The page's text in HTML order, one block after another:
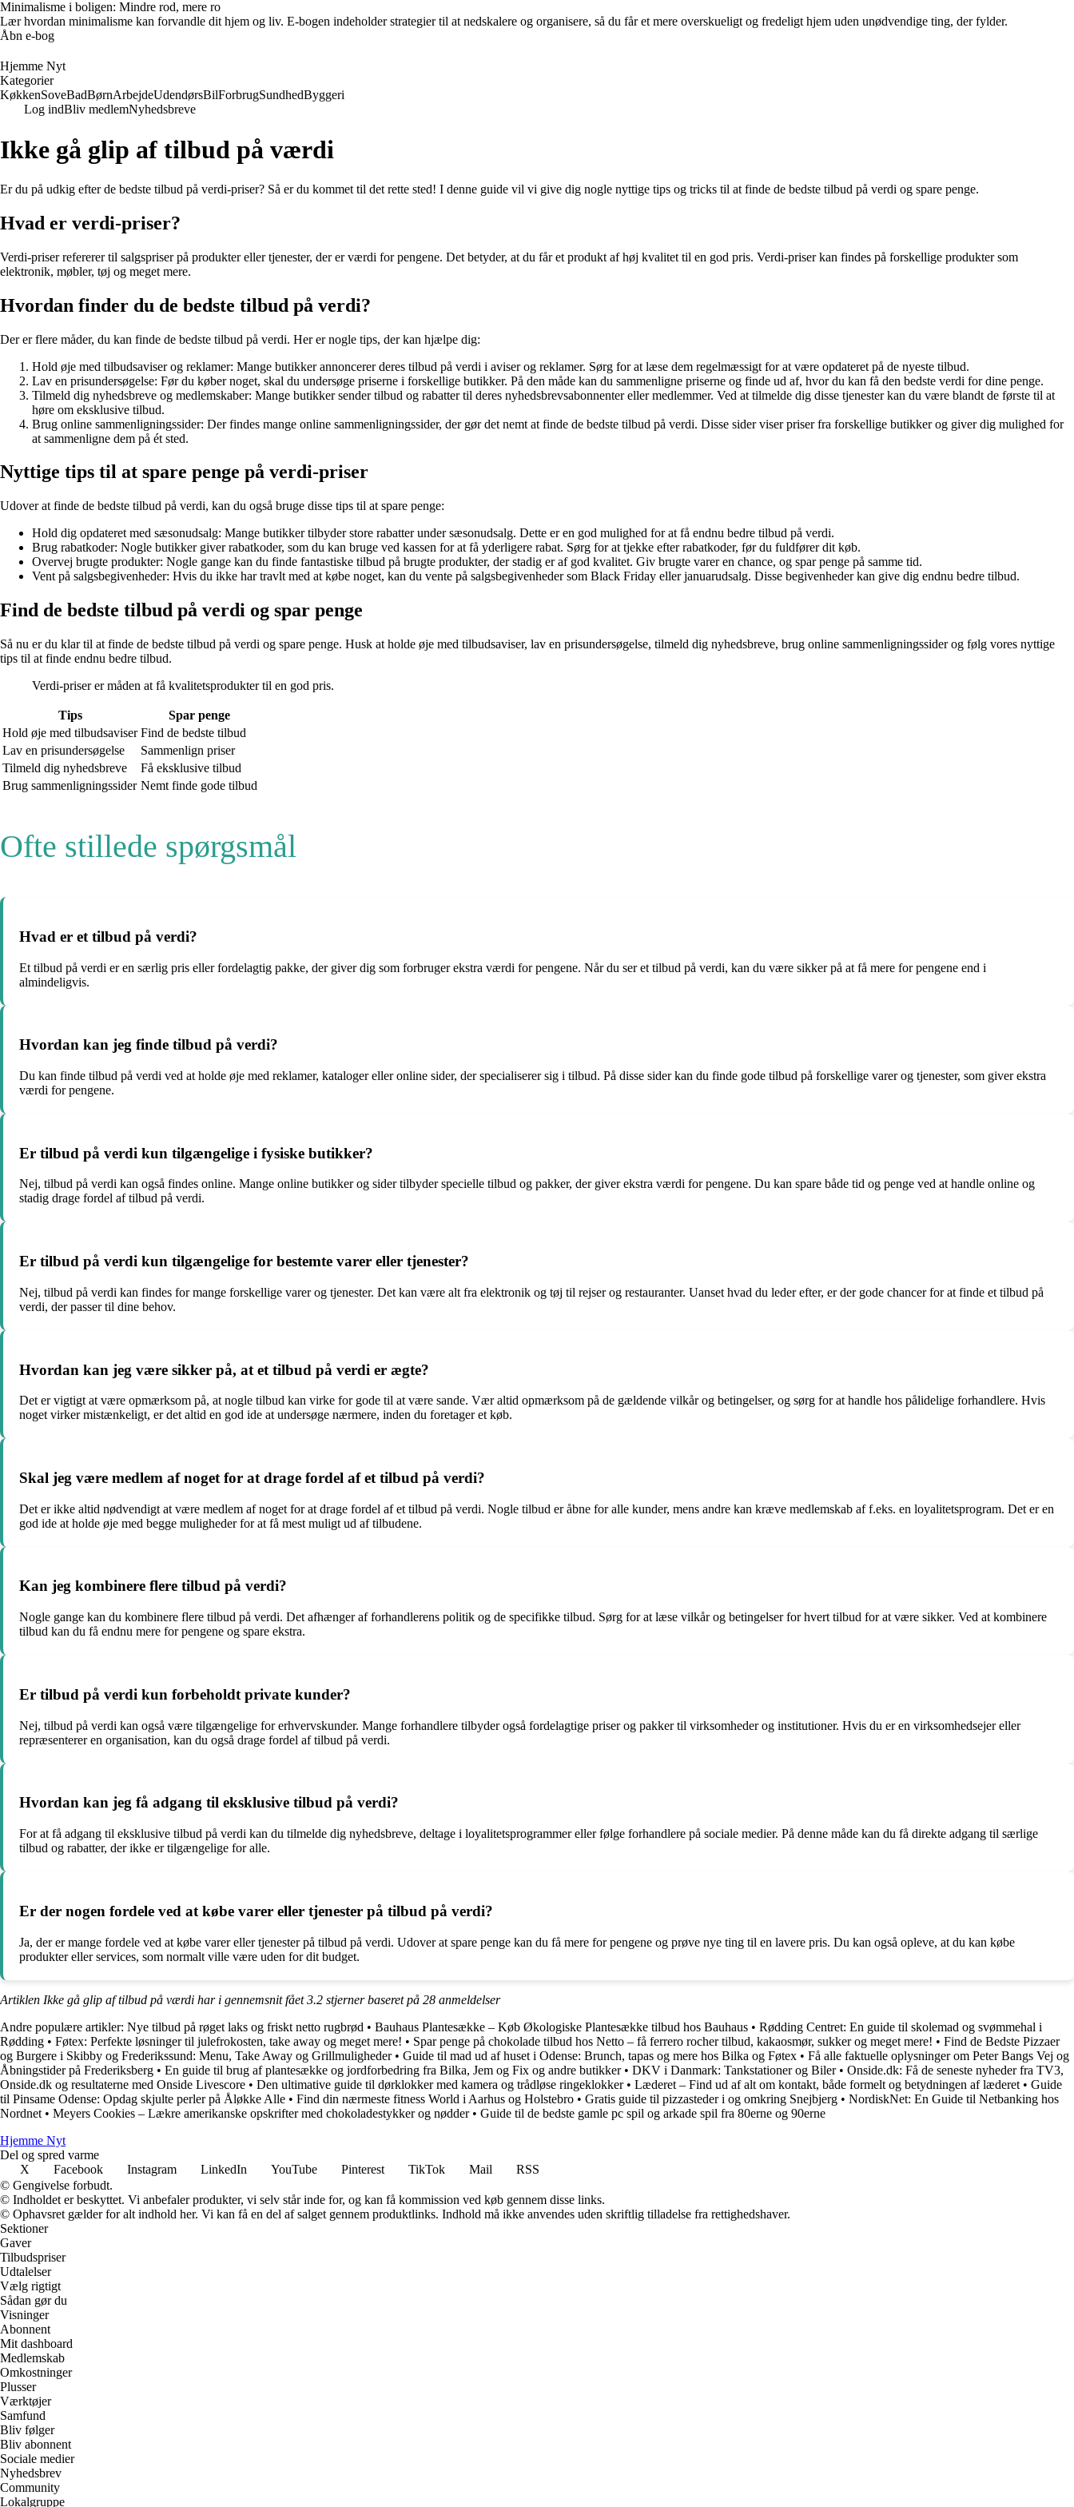
Minimalisme i boligen: Mindre rod, mere ro
Lær hvordan minimalisme kan forvandle dit hjem og liv. E-bogen indeholder strategier til at nedskalere og organisere, så du får et mere overskueligt og fredeligt hjem uden unødvendige ting, der fylder.
Åbn e-bog
Hjemme Nyt
Kategorier
KøkkenSoveBadBørnArbejdeUdendørsBilForbrugSundhedByggeri
Log indBliv medlemNyhedsbreve
Ikke gå glip af tilbud på værdi
Er du på udkig efter de bedste tilbud på verdi-priser? Så er du kommet til det rette sted! I denne guide vil vi give dig nogle nyttige tips og tricks til at finde de bedste tilbud på verdi og spare penge.
Hvad er verdi-priser?
Verdi-priser refererer til salgspriser på produkter eller tjenester, der er værdi for pengene. Det betyder, at du får et produkt af høj kvalitet til en god pris. Verdi-priser kan findes på forskellige produkter som
elektronik, møbler, tøj og meget mere.
Hvordan finder du de bedste tilbud på verdi?
Der er flere måder, du kan finde de bedste tilbud på verdi. Her er nogle tips, der kan hjælpe dig:
Hold øje med tilbudsaviser og reklamer: Mange butikker annoncerer deres tilbud på verdi i aviser og reklamer. Sørg for at læse dem regelmæssigt for at være opdateret på de nyeste tilbud.
Lav en prisundersøgelse: Før du køber noget, skal du undersøge priserne i forskellige butikker. På den måde kan du sammenligne priserne og finde ud af, hvor du kan få den bedste verdi for dine penge.
Tilmeld dig nyhedsbreve og medlemskaber: Mange butikker sender tilbud og rabatter til deres nyhedsbrevsabonnenter eller medlemmer. Ved at tilmelde dig disse tjenester kan du være blandt de første til at
høre om eksklusive tilbud.
Brug online sammenligningssider: Der findes mange online sammenligningssider, der gør det nemt at finde de bedste tilbud på verdi. Disse sider viser priser fra forskellige butikker og giver dig mulighed for
at sammenligne dem på ét sted.
Nyttige tips til at spare penge på verdi-priser
Udover at finde de bedste tilbud på verdi, kan du også bruge disse tips til at spare penge:
Hold dig opdateret med sæsonudsalg: Mange butikker tilbyder store rabatter under sæsonudsalg. Dette er en god mulighed for at få endnu bedre tilbud på verdi.
Brug rabatkoder: Nogle butikker giver rabatkoder, som du kan bruge ved kassen for at få yderligere rabat. Sørg for at tjekke efter rabatkoder, før du fuldfører dit køb.
Overvej brugte produkter: Nogle gange kan du finde fantastiske tilbud på brugte produkter, der stadig er af god kvalitet. Giv brugte varer en chance, og spar penge på samme tid.
Vent på salgsbegivenheder: Hvis du ikke har travlt med at købe noget, kan du vente på salgsbegivenheder som Black Friday eller januarudsalg. Disse begivenheder kan give dig endnu bedre tilbud.
Find de bedste tilbud på verdi og spar penge
Så nu er du klar til at finde de bedste tilbud på verdi og spare penge. Husk at holde øje med tilbudsaviser, lav en prisundersøgelse, tilmeld dig nyhedsbreve, brug online sammenligningssider og følg vores nyttige
tips til at finde endnu bedre tilbud.
Verdi-priser er måden at få kvalitetsprodukter til en god pris.
Tips
Spar penge
Hold øje med tilbudsaviser Find de bedste tilbud
Lav en prisundersøgelse
Sammenlign priser
Tilmeld dig nyhedsbreve
Få eksklusive tilbud
Brug sammenligningssider Nemt finde gode tilbud
Ofte stillede spørgsmål
Hvad er et tilbud på verdi?
Et tilbud på verdi er en særlig pris eller fordelagtig pakke, der giver dig som forbruger ekstra værdi for pengene. Når du ser et tilbud på verdi, kan du være sikker på at få mere for pengene end i
almindeligvis.
Hvordan kan jeg finde tilbud på verdi?
Du kan finde tilbud på verdi ved at holde øje med reklamer, kataloger eller online sider, der specialiserer sig i tilbud. På disse sider kan du finde gode tilbud på forskellige varer og tjenester, som giver ekstra
værdi for pengene.
Er tilbud på verdi kun tilgængelige i fysiske butikker?
Nej, tilbud på verdi kan også findes online. Mange online butikker og sider tilbyder specielle tilbud og pakker, der giver ekstra værdi for pengene. Du kan spare både tid og penge ved at handle online og
stadig drage fordel af tilbud på verdi.
Er tilbud på verdi kun tilgængelige for bestemte varer eller tjenester?
Nej, tilbud på verdi kan findes for mange forskellige varer og tjenester. Det kan være alt fra elektronik og tøj til rejser og restauranter. Uanset hvad du leder efter, er der gode chancer for at finde et tilbud på
verdi, der passer til dine behov.
Hvordan kan jeg være sikker på, at et tilbud på verdi er ægte?
Det er vigtigt at være opmærksom på, at nogle tilbud kan virke for gode til at være sande. Vær altid opmærksom på de gældende vilkår og betingelser, og sørg for at handle hos pålidelige forhandlere. Hvis
noget virker mistænkeligt, er det altid en god ide at undersøge nærmere, inden du foretager et køb.
Skal jeg være medlem af noget for at drage fordel af et tilbud på verdi?
Det er ikke altid nødvendigt at være medlem af noget for at drage fordel af et tilbud på verdi. Nogle tilbud er åbne for alle kunder, mens andre kan kræve medlemskab af f.eks. en loyalitetsprogram. Det er en
god ide at holde øje med begge muligheder for at få mest muligt ud af tilbudene.
Kan jeg kombinere flere tilbud på verdi?
Nogle gange kan du kombinere flere tilbud på verdi. Det afhænger af forhandlerens politik og de specifikke tilbud. Sørg for at læse vilkår og betingelser for hvert tilbud for at være sikker. Ved at kombinere
tilbud kan du få endnu mere for pengene og spare ekstra.
Er tilbud på verdi kun forbeholdt private kunder?
Nej, tilbud på verdi kan også være tilgængelige for erhvervskunder. Mange forhandlere tilbyder også fordelagtige priser og pakker til virksomheder og institutioner. Hvis du er en virksomhedsejer eller
repræsenterer en organisation, kan du også drage fordel af tilbud på verdi.
Hvordan kan jeg få adgang til eksklusive tilbud på verdi?
For at få adgang til eksklusive tilbud på verdi kan du tilmelde dig nyhedsbreve, deltage i loyalitetsprogrammer eller følge forhandlere på sociale medier. På denne måde kan du få direkte adgang til særlige
tilbud og rabatter, der ikke er tilgængelige for alle.
Er der nogen fordele ved at købe varer eller tjenester på tilbud på verdi?
Ja, der er mange fordele ved at købe varer eller tjenester på tilbud på verdi. Udover at spare penge kan du få mere for pengene og prøve nye ting til en lavere pris. Du kan også opleve, at du kan købe
produkter eller services, som normalt ville være uden for dit budget.
Artiklen Ikke gå glip af tilbud på værdi har i gennemsnit fået3.2 stjerner baseret på 28 anmeldelser
Andre populære artikler: Nye tilbud på røget laks og friskt netto rugbrød • Bauhaus Plantesække – Køb Økologiske Plantesække tilbud hos Bauhaus • Rødding Centret: En guide til skolemad og svømmehal i
Rødding • Føtex: Perfekte løsninger til julefrokosten, take away og meget mere! • Spar penge på chokolade tilbud hos Netto – få ferrero rocher tilbud, kakaosmør, sukker og meget mere! • Find de Bedste Pizzaer
og Burgere i Skibby og Frederikssund: Menu, Take Away og Grillmuligheder• Guide til mad ud af huset i Odense: Brunch, tapas og mere hos Bilka og Føtex • Få alle faktuelle oplysninger om Peter Bangs Vej og
Åbningstider på Frederiksberg • En guide til brug af plantesække og jordforbedring fra Bilka, Jem og Fix og andre butikker• DKV i Danmark: Tankstationer og Biler• Onside.dk: Få de seneste nyheder fra TV3,
Onside.dk og resultaterne med Onside Livescore • Den ultimative guide til dørklokker med kamera og trådløse ringeklokker• Læderet – Find ud af alt om kontakt, både formelt og betydningen af læderet • Guide
til Pinsame Odense: Opdag skjulte perler på Åløkke Alle • Find din nærmeste fitness World i Aarhus og Holstebro • Gratis guide til pizzasteder i og omkring Snejbjerg • NordiskNet: En Guide til Netbanking hos
Nordnet • Meyers Cookies – Lækre amerikanske opskrifter med chokoladestykker og nødder• Guide til de bedste gamle pc spil og arkade spil fra 80erne og 90erne
Hjemme Nyt
Del og spred varme
X
Facebook Instagram LinkedIn YouTube Pinterest TikTok Mail
RSS
© Gengivelse forbudt.
© Indholdet er beskyttet. Vi anbefaler produkter, vi selv står inde for, og kan få kommission ved køb gennem disse links.
© Ophavsret gælder for alt indhold her. Vi kan få en del af salget gennem produktlinks. Indhold må ikke anvendes uden skriftlig tilladelse fra rettighedshaver.
Sektioner
Gaver
Tilbudspriser
Udtalelser
Vælg rigtigt
Sådan gør du
Visninger
Abonnent
Mit dashboard
Medlemskab
Omkostninger
Plusser
Værktøjer
Samfund
Bliv følger
Bliv abonnent
Sociale medier
Nyhedsbrev
Community
Lokalgruppe